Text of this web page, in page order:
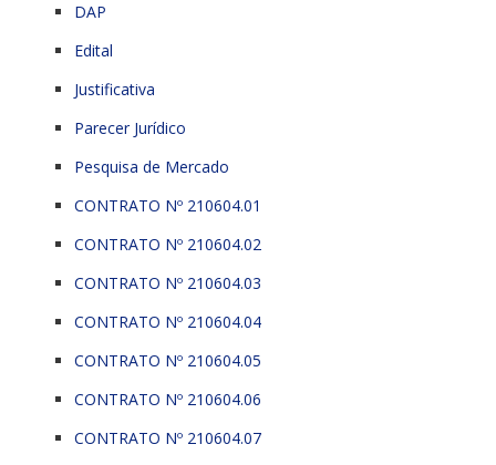
DAP
Edital
Justificativa
Parecer Jurídico
Pesquisa de Mercado
CONTRATO Nº 210604.01
CONTRATO Nº 210604.02
CONTRATO Nº 210604.03
CONTRATO Nº 210604.04
CONTRATO Nº 210604.05
CONTRATO Nº 210604.06
CONTRATO Nº 210604.07